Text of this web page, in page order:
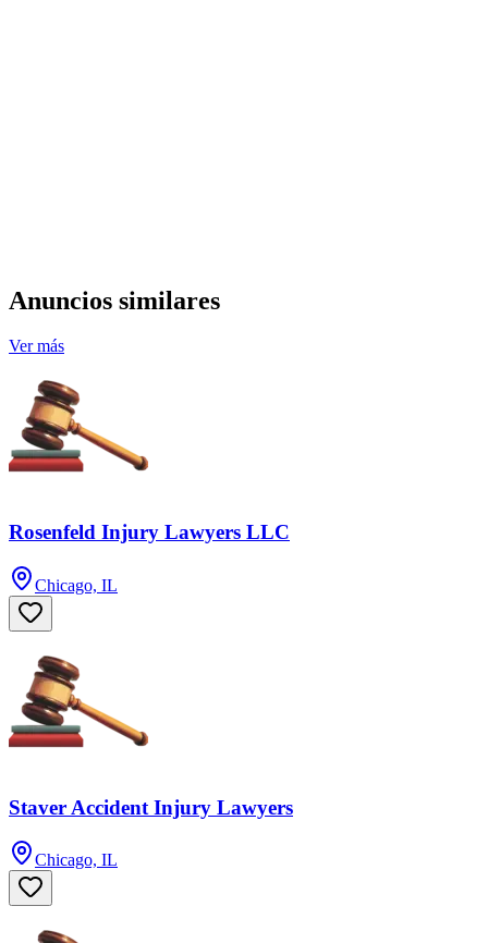
Anuncios similares
Ver más
Rosenfeld Injury Lawyers LLC
Chicago, IL
Staver Accident Injury Lawyers
Chicago, IL